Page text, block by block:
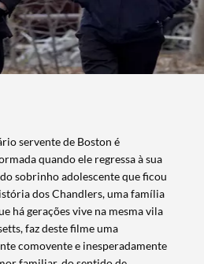
servente de Boston é
quando ele regressa à sua
sobrinho adolescente que ficou
dos Chandlers, uma família
há gerações vive na mesma vila
faz deste filme uma
comovente e inesperadamente